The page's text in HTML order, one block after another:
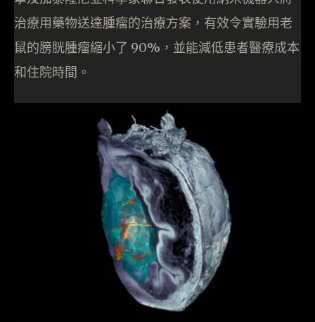
治療用藥物送達腫瘤的治療方案，有效令實驗用老
鼠的膀胱腫瘤縮小了 90%，並能減低患者醫療成本
和住院時間。